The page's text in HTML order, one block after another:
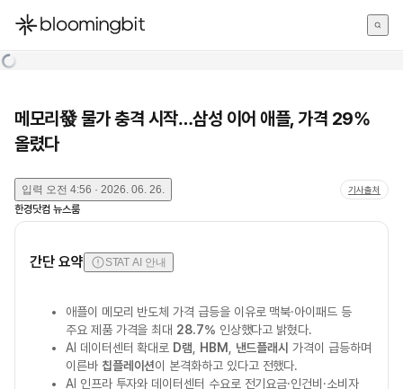
한국어
메모리發 물가 충격 시작…삼성 이어 애플, 가격 29%
올렸다
입력 오전 4:56 · 2026. 06. 26. 기사출처
한경닷컴 뉴스룸
간단 요약 STAT AI 안내
애플이 메모리 반도체 가격 급등을 이유로 맥북·아이패드 등
주요 제품 가격을 최대 28.7% 인상했다고 밝혔다.
AI 데이터센터 확대로 D램 HBM 낸드플래시 가격이 급등하며
이른바 칩플레이션이 본격화하고 있다고 전했다.
AI 인프라 투자와 데이터센터 수요로 전기요금·인건비·소비자